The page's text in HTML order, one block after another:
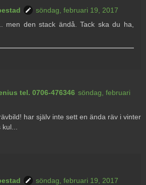
söndag, februari 19, 2017
men den stack ändå. Tack ska du ha,
tel. 0706-476346 söndag, februari
har själv inte sett en ända räv i vinter
kul...
söndag, februari 19, 2017